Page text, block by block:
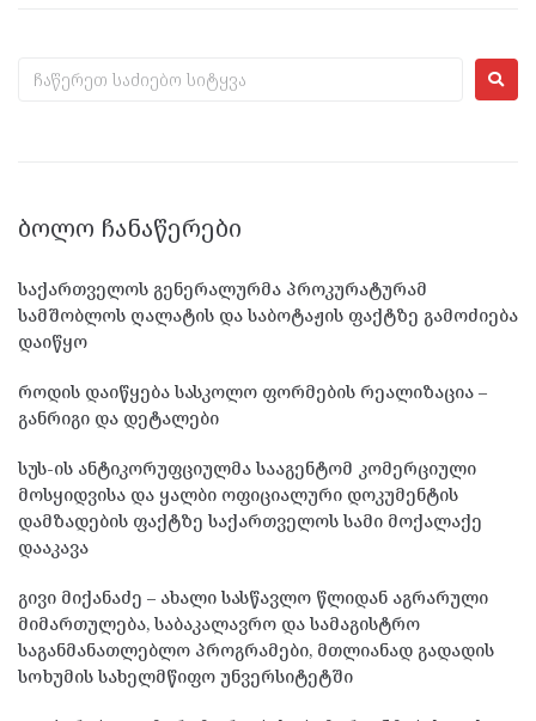
ᲑᲝᲚᲝ ᲩᲐᲜᲐᲬᲔᲠᲔᲑᲘ
საქართველოს გენერალურმა პროკურატურამ
სამშობლოს ღალატის და საბოტაჟის ფაქტზე გამოძიება
დაიწყო
როდის დაიწყება სასკოლო ფორმების რეალიზაცია –
განრიგი და დეტალები
სუს-ის ანტიკორუფციულმა სააგენტომ კომერციული
მოსყიდვისა და ყალბი ოფიციალური დოკუმენტის
დამზადების ფაქტზე საქართველოს სამი მოქალაქე
დააკავა
გივი მიქანაძე – ახალი სასწავლო წლიდან აგრარული
მიმართულება, საბაკალავრო და სამაგისტრო
საგანმანათლებლო პროგრამები, მთლიანად გადადის
სოხუმის სახელმწიფო უნვერსიტეტში